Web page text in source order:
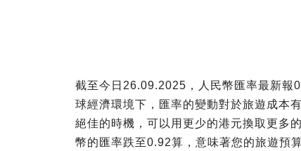
截至今日26.09.2025，人民幣匯率最新報
球經濟環境下，匯率的變動對於旅遊成本
絕佳的時機，可以用更少的港元換取更多
幣的匯率跌至0.92算，意味著您的旅遊預